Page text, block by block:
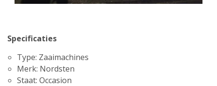
Specificaties
Type: Zaaimachines
Merk: Nordsten
Staat: Occasion